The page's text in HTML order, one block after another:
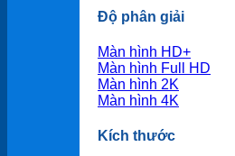
Độ phân giải
Màn hình HD+
Màn hình Full HD
Màn hình 2K
Màn hình 4K
Kích thước